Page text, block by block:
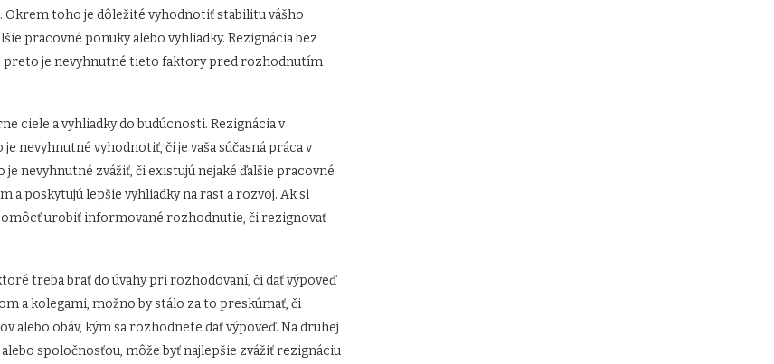
toho je dôležité vyhodnotiť stabilitu vášho
pracovné ponuky alebo vyhliadky. Rezignácia bez
preto je nevyhnutné tieto faktory pred rozhodnutím
ciele a vyhliadky do budúcnosti. Rezignácia v
nevyhnutné vyhodnotiť, či je vaša súčasná práca v
nevyhnutné zvážiť, či existujú nejaké ďalšie pracovné
poskytujú lepšie vyhliadky na rast a rozvoj. Ak si
urobiť informované rozhodnutie, či rezignovať
treba brať do úvahy pri rozhodovaní, či dať výpoveď
a kolegami, možno by stálo za to preskúmať, či
obáv, kým sa rozhodnete dať výpoveď. Na druhej
spoločnosťou, môže byť najlepšie zvážiť rezignáciu